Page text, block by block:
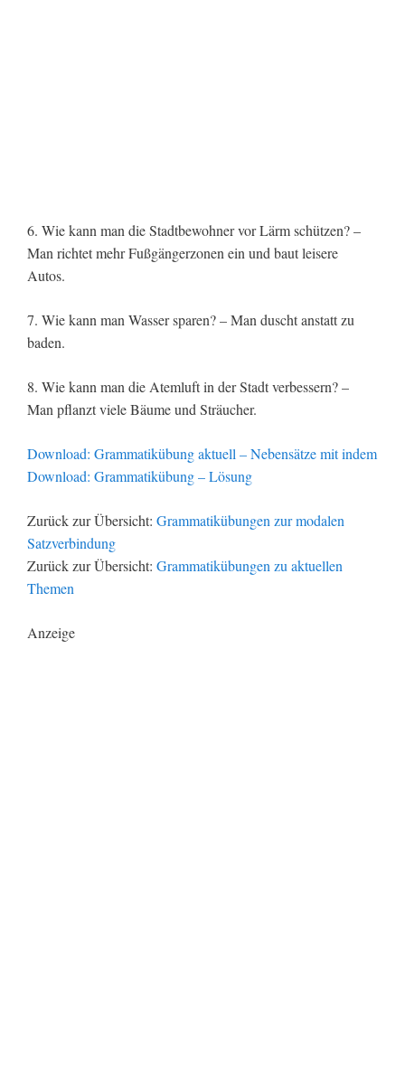
6. Wie kann man die Stadtbewohner vor Lärm schützen? –
Man richtet mehr Fußgängerzonen ein und baut leisere
Autos.
7. Wie kann man Wasser sparen? – Man duscht anstatt zu
baden.
8. Wie kann man die Atemluft in der Stadt verbessern? –
Man pflanzt viele Bäume und Sträucher.
Download: Grammatikübung aktuell – Nebensätze mit indem
Download: Grammatikübung – Lösung
Zurück zur Übersicht: Grammatikübungen zur modalen
Satzverbindung
Zurück zur Übersicht: Grammatikübungen zu aktuellen
Themen
Anzeige